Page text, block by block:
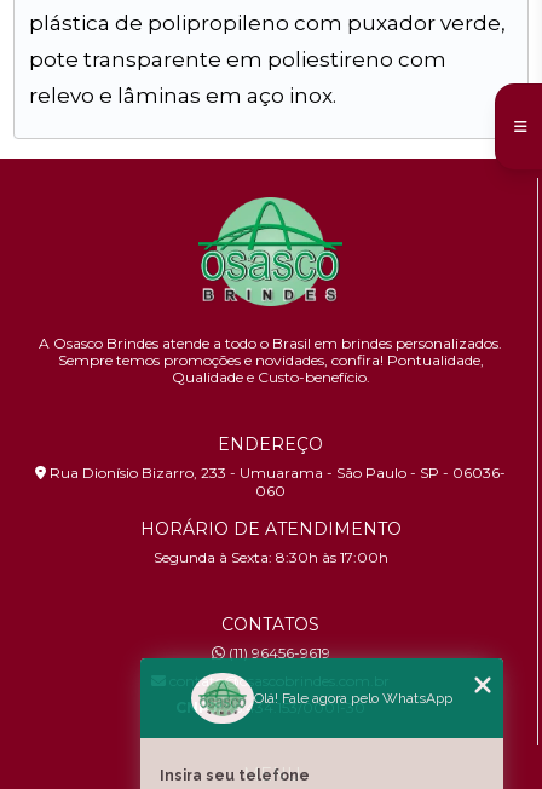
plástica de polipropileno com puxador verde,
pote transparente em poliestireno com
relevo e lâminas em aço inox.
A Osasco Brindes atende a todo o Brasil em brindes personalizados.
Sempre temos promoções e novidades, confira! Pontualidade,
Qualidade e Custo-benefício.
ENDEREÇO
Rua Dionísio Bizarro, 233 - Umuarama - São Paulo - SP - 06036-
060
HORÁRIO DE ATENDIMENTO
Segunda à Sexta: 8:30h às 17:00h
CONTATOS
(11) 96456-9619
contato@osascobrindes.com.br
CNPJ:26.434.153/0001-30
MENU
Olá! Fale agora pelo WhatsApp
Insira seu telefone